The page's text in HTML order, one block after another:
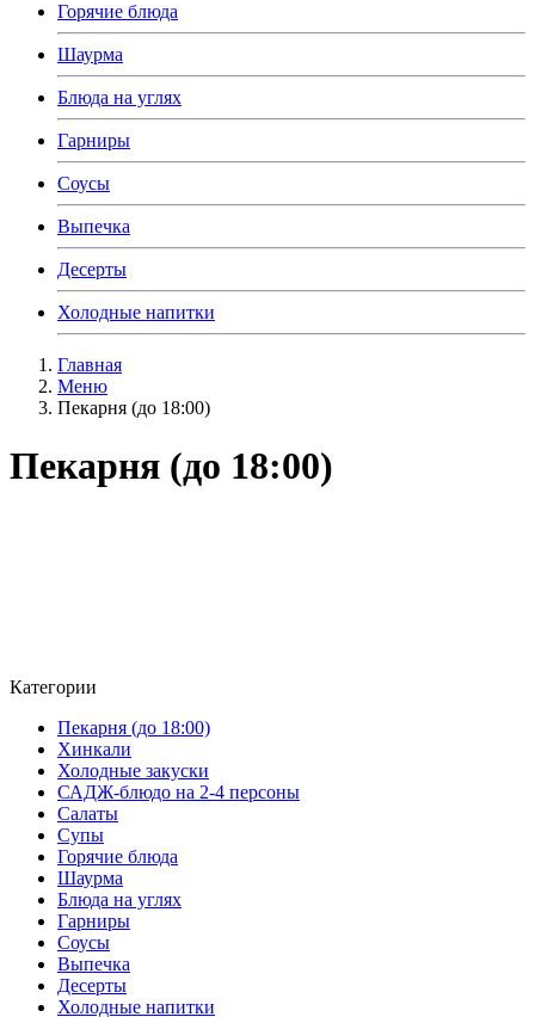
Горячие блюда
Шаурма
Блюда на углях
Гарниры
Соусы
Выпечка
Десерты
Холодные напитки
Главная
Меню
Пекарня (до 18:00)
Пекарня (до 18:00)
Категории
Пекарня (до 18:00)
Хинкали
Холодные закуски
САДЖ-блюдо на 2-4 персоны
Салаты
Супы
Горячие блюда
Шаурма
Блюда на углях
Гарниры
Соусы
Выпечка
Десерты
Холодные напитки